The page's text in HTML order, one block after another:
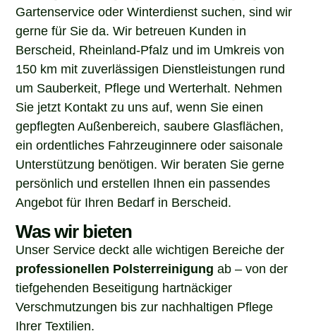
Gartenservice oder Winterdienst suchen, sind wir
gerne für Sie da. Wir betreuen Kunden in
Berscheid, Rheinland-Pfalz und im Umkreis von
150 km mit zuverlässigen Dienstleistungen rund
um Sauberkeit, Pflege und Werterhalt. Nehmen
Sie jetzt Kontakt zu uns auf, wenn Sie einen
gepflegten Außenbereich, saubere Glasflächen,
ein ordentliches Fahrzeuginnere oder saisonale
Unterstützung benötigen. Wir beraten Sie gerne
persönlich und erstellen Ihnen ein passendes
Angebot für Ihren Bedarf in Berscheid.
Was wir bieten
Unser Service deckt alle wichtigen Bereiche der
professionellen Polsterreinigung ab – von der
tiefgehenden Beseitigung hartnäckiger
Verschmutzungen bis zur nachhaltigen Pflege
Ihrer Textilien.